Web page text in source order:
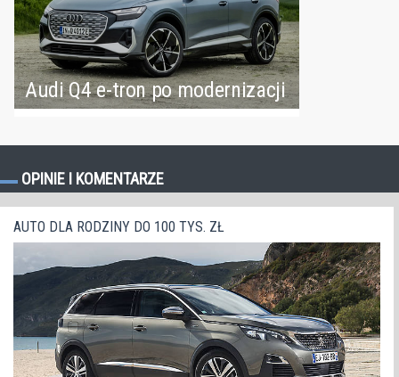
Audi Q4 e-tron po modernizacji
OPINIE I KOMENTARZE
AUTO DLA RODZINY DO 100 TYS. ZŁ